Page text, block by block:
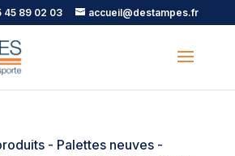
45 89 02 03 accueil@destampes.fr
- Palettes neuves-